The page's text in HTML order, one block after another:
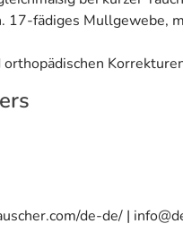
17-fädiges Mullgewebe,
de-de/ |